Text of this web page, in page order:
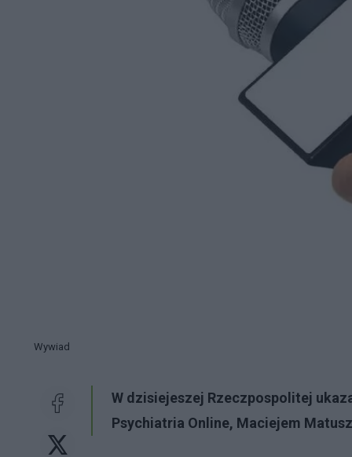
Wywiad
W dzisiejeszej Rzeczpospolitej
Psychiatria Online, Maciejem